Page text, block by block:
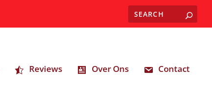
Reviews Over Ons Contact